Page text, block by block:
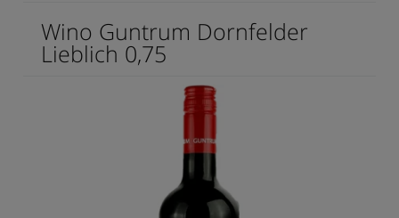
Wino Guntrum Dornfelder
Lieblich 0,75